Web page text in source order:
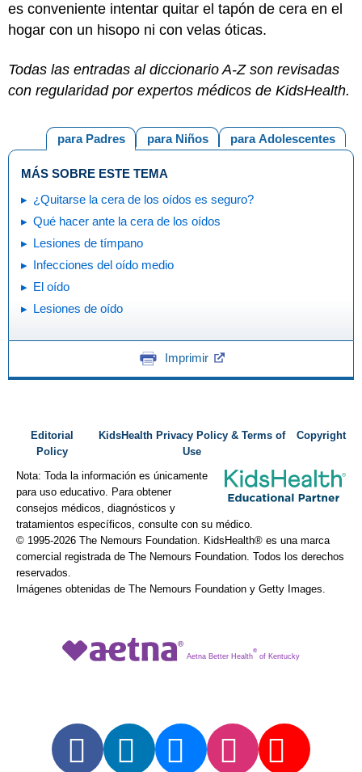
es conveniente intentar quitar el tapón de cera en el
hogar con un hisopo ni con velas óticas.
Todas las entradas al diccionario A-Z son revisadas
con regularidad por expertos médicos de KidsHealth.
para Adolescentes
para Niños
para Padres
MÁS SOBRE ESTE TEMA
¿Quitarse la cera de los oídos es seguro?
Qué hacer ante la cera de los oídos
Lesiones de tímpano
Infecciones del oído medio
El oído
Lesiones de oído
Imprimir
Editorial
Policy
KidsHealth Privacy Policy & Terms of
Use
Copyright
Nota: Toda la información es únicamente
para uso educativo. Para obtener
consejos médicos, diagnósticos y
tratamientos específicos, consulte con su médico.
© 1995-2026 The Nemours Foundation. KidsHealth® es una marca
comercial registrada de The Nemours Foundation. Todos los derechos
reservados.
Imágenes obtenidas de The Nemours Foundation y Getty Images.
Aetna Better Health
®
of Kentucky